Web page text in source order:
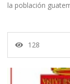
la población
128